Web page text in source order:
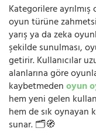
Kategorilere ayrılmış
oyun türüne
yarış ya da zeka
şekilde sunulması,
getirir. Kullanıcılar
alanlarına göre
kaybetmedenoyun
hem yeni gelen
hem de sık oynayan
sunar. 🗂️🧭